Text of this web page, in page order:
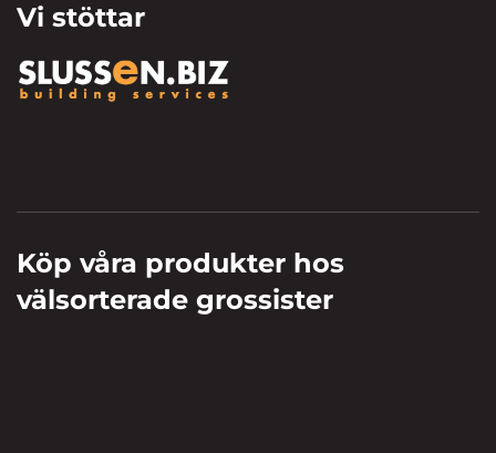
Vi stöttar
Köp våra produkter hos
välsorterade grossister